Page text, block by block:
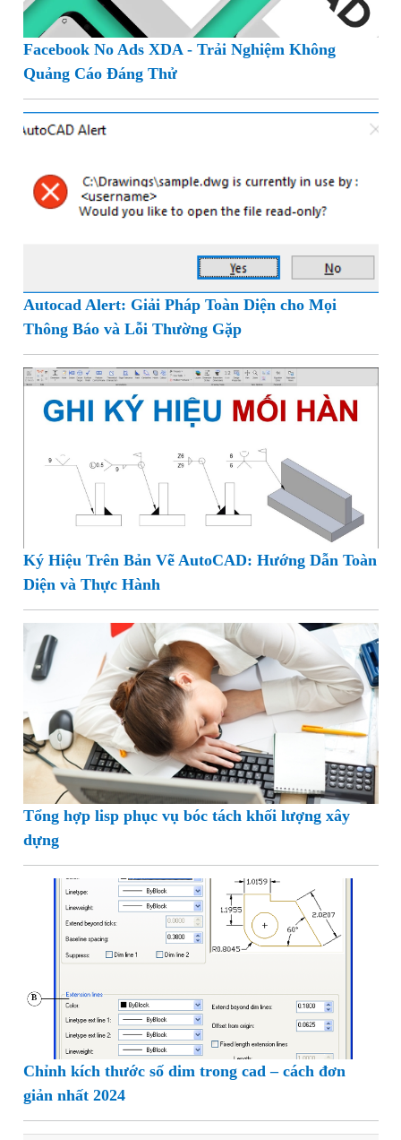
Facebook No Ads XDA - Trải Nghiệm Không
Quảng Cáo Đáng Thử
Autocad Alert: Giải Pháp Toàn Diện cho Mọi
Thông Báo và Lỗi Thường Gặp
Ký Hiệu Trên Bản Vẽ AutoCAD: Hướng Dẫn Toàn
Diện và Thực Hành
Tổng hợp lisp phục vụ bóc tách khối lượng xây
dựng
Chỉnh kích thước số dim trong cad – cách đơn
giản nhất 2024